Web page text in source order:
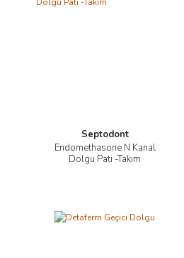
Septodont
Endomethasone N Kanal
Dolgu Patı -Takım